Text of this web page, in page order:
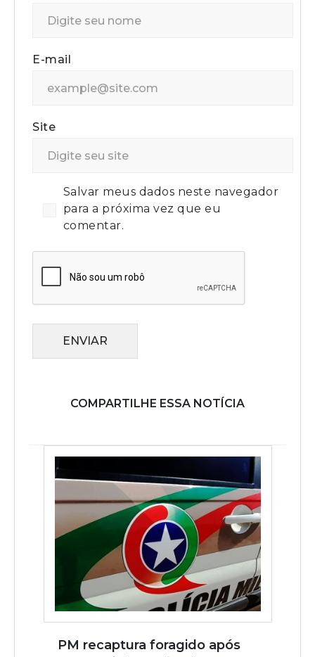
E-mail
Site
Salvar meus dados neste navegador
para a próxima vez que eu
comentar.
ENVIAR
COMPARTILHE ESSA NOTÍCIA
PM recaptura foragido após